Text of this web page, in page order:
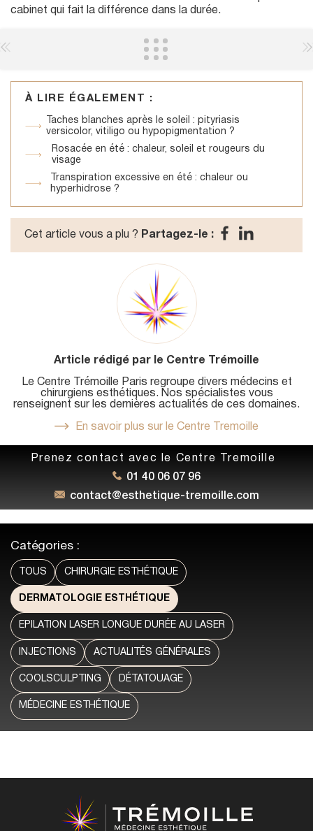
cabinet qui fait la différence dans la durée.
À LIRE ÉGALEMENT :
Taches blanches après le soleil : pityriasis
versicolor, vitiligo ou hypopigmentation ?
Rosacée en été : chaleur, soleil et rougeurs du
visage
Transpiration excessive en été : chaleur ou
hyperhidrose ?
Cet article vous a plu ? Partagez-le :
Article rédigé par le Centre Trémoille
Le Centre Trémoille Paris regroupe divers médecins et
chirurgiens esthétiques. Nos spécialistes vous
renseignent sur les dernières actualités de ces domaines.
En savoir plus sur le Centre Tremoille
Prenez contact avec le Centre Tremoille
01 40 06 07 96
contact@esthetique-tremoille.com
Catégories :
TOUS CHIRURGIE ESTHÉTIQUE
DERMATOLOGIE ESTHÉTIQUE
EPILATION LASER LONGUE DURÉE AU LASER
INJECTIONS ACTUALITÉS GÉNÉRALES
COOLSCULPTING DÉTATOUAGE
MÉDECINE ESTHÉTIQUE